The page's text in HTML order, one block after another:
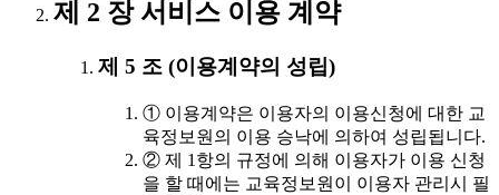
제 2 장 서비스 이용 계약
제 5 조 (이용계약의 성립)
① 이용계약은 이용자의 이용신청에 대한 교
육정보원의 이용 승낙에 의하여 성립됩니다.
② 제 1항의 규정에 의해 이용자가 이용 신청
을 할 때에는 교육정보원이 이용자 관리시 필